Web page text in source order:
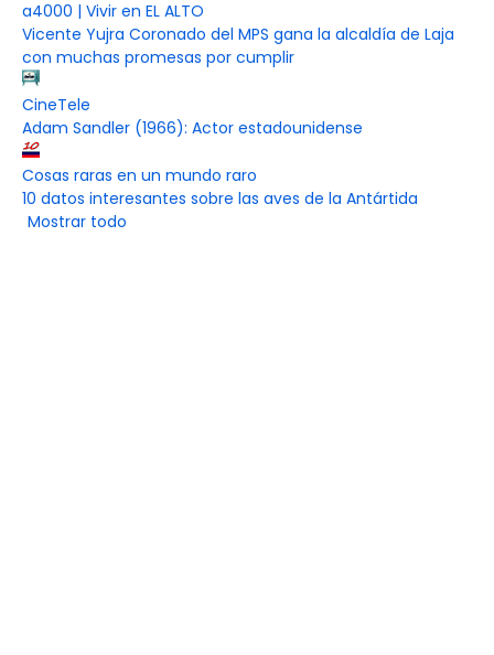
a4000 | Vivir en EL ALTO
Vicente Yujra Coronado del MPS gana la alcaldía de Laja
con muchas promesas por cumplir
CineTele
Adam Sandler (1966): Actor estadounidense
Cosas raras en un mundo raro
10 datos interesantes sobre las aves de la Antártida
Mostrar todo